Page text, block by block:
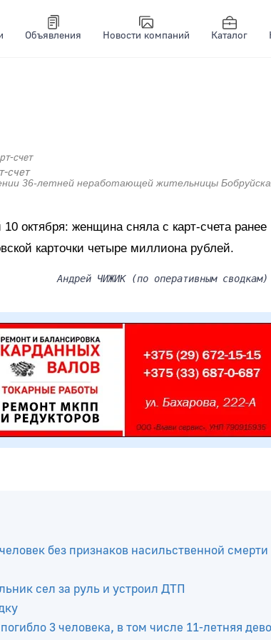
Объявления Новости компаний Каталог
счет
36-летней неработающей жительницы
октября: женщина сняла с карт-счета ранее
карточки четыре миллиона рублей.
Андрей ЧИЖИК (по оперативным сводкам)
без признаков насильственной смерти
сел за руль и устроил ДТП
3 человека, в том числе 11-летняя